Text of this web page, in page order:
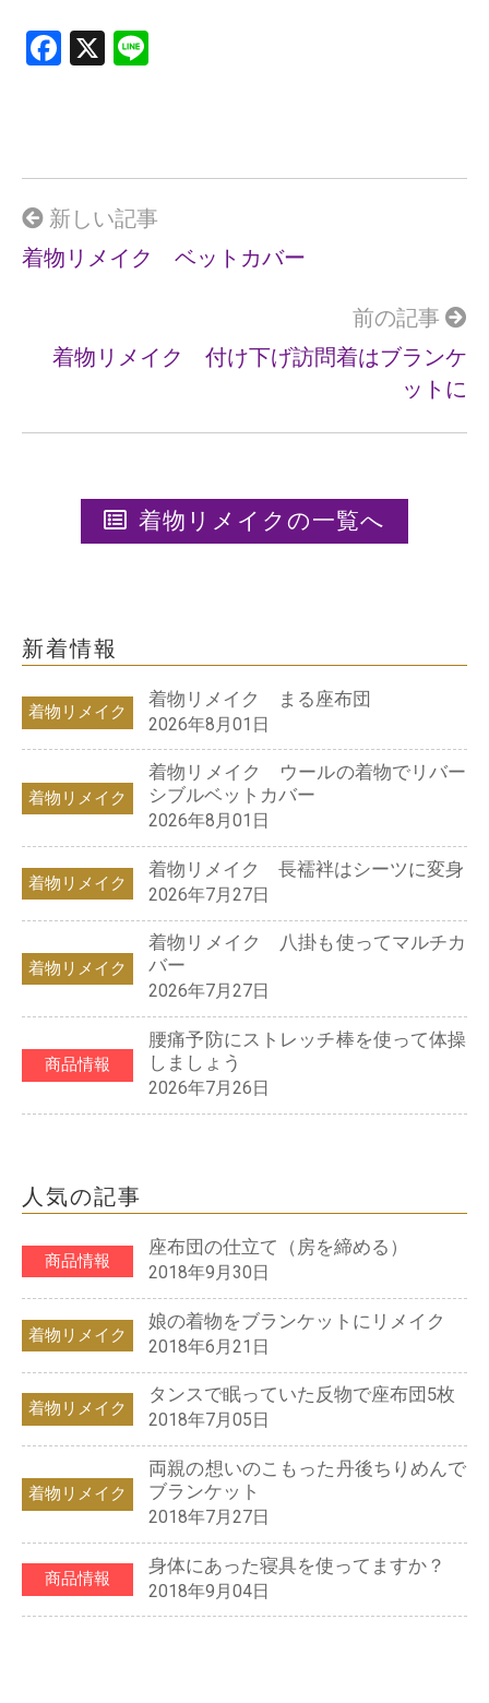
F
o
o
k
X Li
新しい記事
着物リメイク ベットカバー
前の記事
着物リメイク 付け下げ訪問着はブランケ
ットに
着物リメイクの一覧へ
新着情報
着物リメイク
着物リメイク まる座布団
2026年8月01日
着物リメイク
着物リメイク ウールの着物でリバー
シブルベットカバー
2026年8月01日
着物リメイク
着物リメイク 長襦袢はシーツに変身
2026年7月27日
着物リメイク
着物リメイク 八掛も使ってマルチカ
バー
2026年7月27日
商品情報
腰痛予防にストレッチ棒を使って体操
しましょう
2026年7月26日
人気の記事
商品情報
座布団の仕立て（房を締める）
2018年9月30日
着物リメイク
娘の着物をブランケットにリメイク
2018年6月21日
着物リメイク
タンスで眠っていた反物で座布団5枚
2018年7月05日
着物リメイク
両親の想いのこもった丹後ちりめんで
ブランケット
2018年7月27日
商品情報
身体にあった寝具を使ってますか？
2018年9月04日